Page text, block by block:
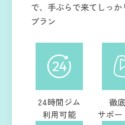
で、手ぶらで来てしっ
プラン
24時間ジム
利用可能
徹
サポ